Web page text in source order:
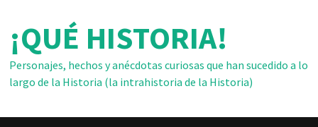
contenido
¡QUÉ HISTORIA!
Personajes, hechos y anécdotas curiosas que han sucedido a lo
largo de la Historia (la intrahistoria de la Historia)